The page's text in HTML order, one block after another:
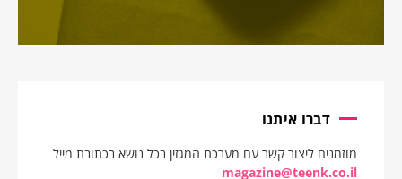
דברו איתנו
מוזמנים ליצור קשר עם מערכת המגזין בכל נושא בכתובת מייל
magazine@teenk.co.il